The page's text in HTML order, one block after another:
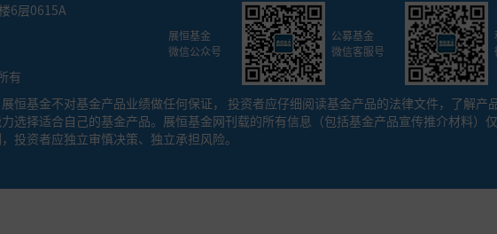
6层0615A
有
展恒基金
微信公众号
公募基金
微信客服号
恒基金不对基金产品业绩做任何保证， 投资者应仔细阅读基金产品的法律文件，了解产
选择适合自己的基金产品。展恒基金网刊载的所有信息（包括基金产品宣传推介材料）
投资者应独立审慎决策、独立承担风险。